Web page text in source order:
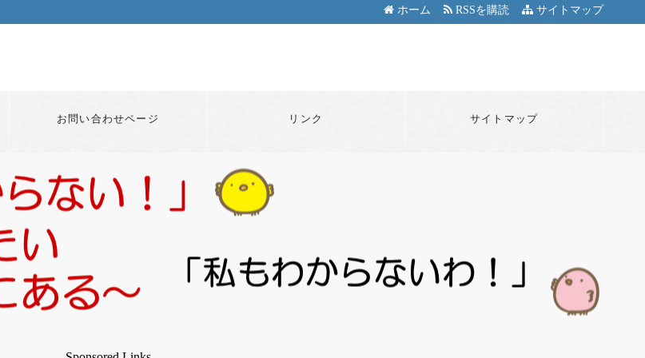
サイトマップ
RSSを購読
ホーム
お問い合わせページ リンク サイトマップ